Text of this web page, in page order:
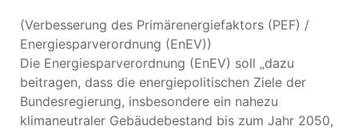
(Verbesserung des Primärenergiefaktors (PEF) /
Energiesparverordnung (EnEV))
Die Energiesparverordnung (EnEV) soll „dazu
beitragen, dass die energiepolitischen Ziele der
Bundesregierung, insbesondere ein nahezu
klimaneutraler Gebäudebestand bis zum Jahr 2050,